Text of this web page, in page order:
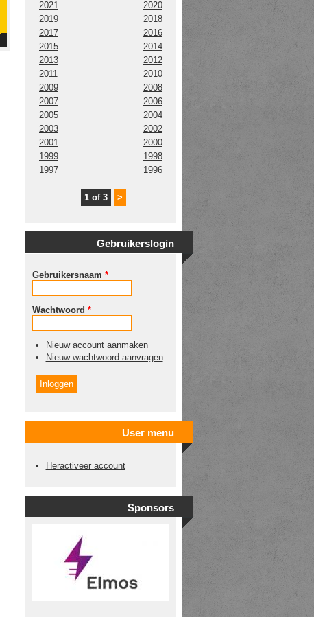
2021
2020
2019
2018
2017
2016
2015
2014
2013
2012
2011
2010
2009
2008
2007
2006
2005
2004
2003
2002
2001
2000
1999
1998
1997
1996
1 of 3 >
Gebruikerslogin
Gebruikersnaam *
Wachtwoord *
Nieuw account aanmaken
Nieuw wachtwoord aanvragen
User menu
Heractiveer account
Sponsors